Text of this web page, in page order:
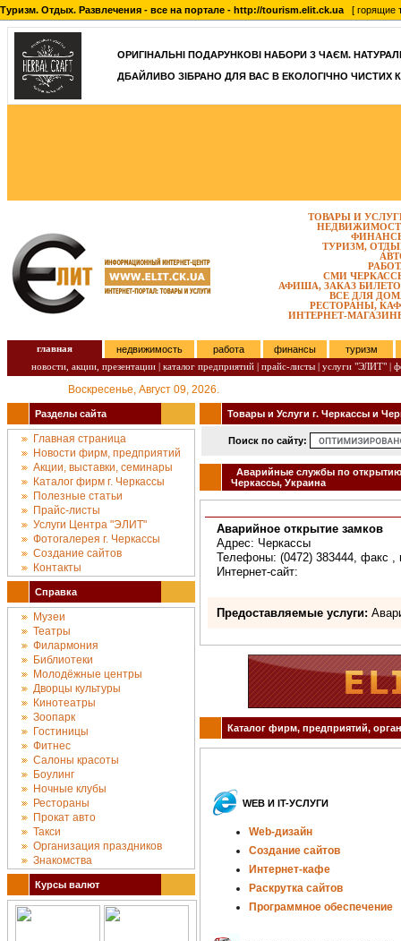
Туризм. Отдых. Развлечения - все на портале - http://tourism.elit.ck.ua [ горящие
ОРИГІНАЛЬНІ ПОДАРУНКОВІ НАБОРИ З ЧАЄМ.
ДБАЙЛИВО ЗІБРАНО ДЛЯ ВАС В ЕКОЛОГІЧНО ЧИСТИХ
ТОВАРЫ И
ТУРИЗМ,
СМИ
АФИША, ЗАКАЗ
ВСЕ ДЛЯ
РЕСТОРАНЫ,
ИНТЕРНЕТ-
главная недвижимость работа финансы
туризм
новости, акции, презентации | каталог предприятий | прайс-листы | услуги "ЭЛИТ" |
Воскресенье, Август 09, 2026.
Разделы сайта
Главная страница
Новости фирм, предприятий
Акции, выставки, семинары
Каталог фирм г. Черкассы
Полезные статьи
Прайс-листы
Услуги Центра "ЭЛИТ"
Фотогалерея г. Черкассы
Создание сайтов
Контакты
Справка
Музеи
Театры
Филармония
Библиотеки
Молодёжные центры
Дворцы культуры
Кинотеатры
Зоопарк
Гостиницы
Фитнес
Салоны красоты
Боулинг
Ночные клубы
Рестораны
Прокат авто
Такси
Организация праздников
Знакомства
Курсы валют
Товары и Услуги г. Черкассы и
Поиск по сайту:
Аварийные службы по
Черкассы, Украина
Аварийное открытие замков
Адрес: Черкассы
Телефоны: (0472) 383444, факс ,
Интернет-сайт:
Предоставляемые услуги:
Каталог фирм, предприятий,
WEB И IT-УСЛУГИ
Web-дизайн
Создание сайтов
Интернет-кафе
Раскрутка сайтов
Программное обеспечение